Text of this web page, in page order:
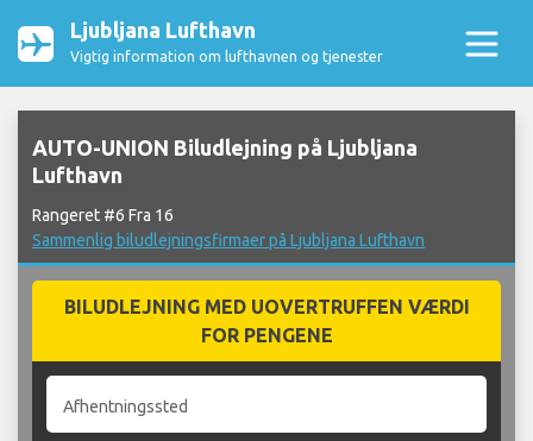
Ljubljana Lufthavn
Vigtig information om lufthavnen og tjenester
AUTO-UNION Biludlejning på Ljubljana
Lufthavn
Rangeret #6 Fra 16
Sammenlig biludlejningsfirmaer på Ljubljana Lufthavn
BILUDLEJNING MED UOVERTRUFFEN VÆRDI
FOR PENGENE
Afhentningssted